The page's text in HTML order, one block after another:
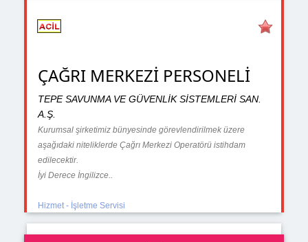
ÇAĞRI MERKEZİ PERSONELİ
TEPE SAVUNMA VE GÜVENLİK SİSTEMLERİ SAN.
A.Ş.
Kurumsal şirketimiz bünyesinde görevlendirilmek üzere
aşağıdaki niteliklerde Çağrı Merkezi Operatörü istihdam
edilecektir.
İyi Derece İngilizce..
Hizmet - İşletme Servisi